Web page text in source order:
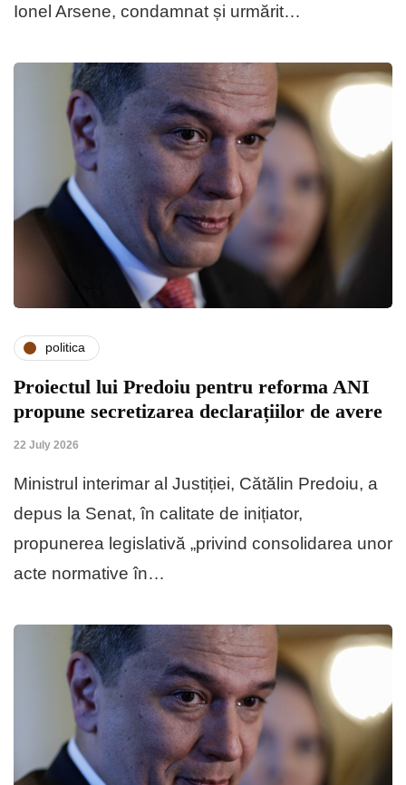
Ionel Arsene, condamnat și urmărit…
politica
Proiectul lui Predoiu pentru reforma ANI
propune secretizarea declarațiilor de avere
22 July 2026
Ministrul interimar al Justiției, Cătălin Predoiu, a
depus la Senat, în calitate de inițiator,
propunerea legislativă „privind consolidarea unor
acte normative în…